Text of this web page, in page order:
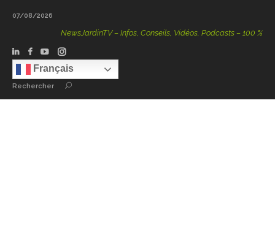
07/08/2026
NewsJardinTV – Infos, Conseils, Vidéos, Podcasts – 100 % Nature
Français
Rechercher